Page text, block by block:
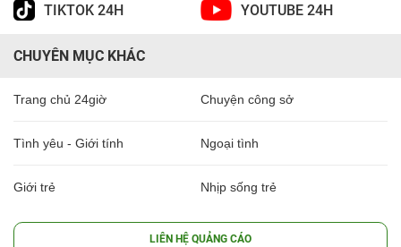
TIKTOK 24H YOUTUBE 24H
CHUYÊN MỤC KHÁC
Trang chủ 24giờ Chuyện công sở
Tình yêu - Giới tính Ngoại tình
Giới trẻ Nhịp sống trẻ
LIÊN HỆ QUẢNG CÁO